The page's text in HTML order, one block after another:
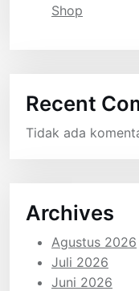
Shop
Recent
Tidak ada
Archives
Agustus 2026
Juli 2026
Juni 2026